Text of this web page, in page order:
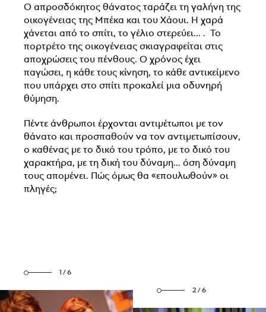
Ο απροσδόκητος θάνατος ταράζει τη γαλήνη της
οικογένειας της Μπέκα και του Χάουι. Η χαρά
χάνεται από το σπίτι, το γέλιο στερεύει... . Το
πορτρέτο της οικογένειας σκιαγραφείται στις
αποχρώσεις του πένθους. Ο χρόνος έχει
παγώσει, η κάθε τους κίνηση, το κάθε αντικείμενο
που υπάρχει στο σπίτι προκαλεί μια οδυνηρή
θύμηση.
Πέντε άνθρωποι έρχονται αντιμέτωποι με τον
θάνατο και προσπαθούν να τον αντιμετωπίσουν,
ο καθένας με το δικό του τρόπο, με το δικό του
χαρακτήρα, με τη δική του δύναμη... όση δύναμη
τους απομένει. Πώς όμως θα «επουλωθούν» οι
πληγές;
1/6
2/6